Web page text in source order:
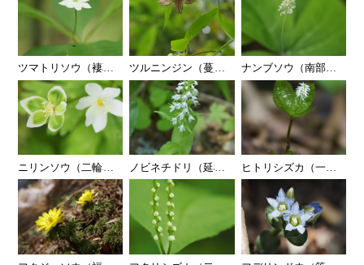
ツマトリソウ（褄取草）
… ツルニンジン（蔓人参）
… ナンブソウ（南部草）
…
ニリンソウ（二輪草）
… ノビネチドリ（延根千鳥）
… ヒトリシズカ（一人静）
…